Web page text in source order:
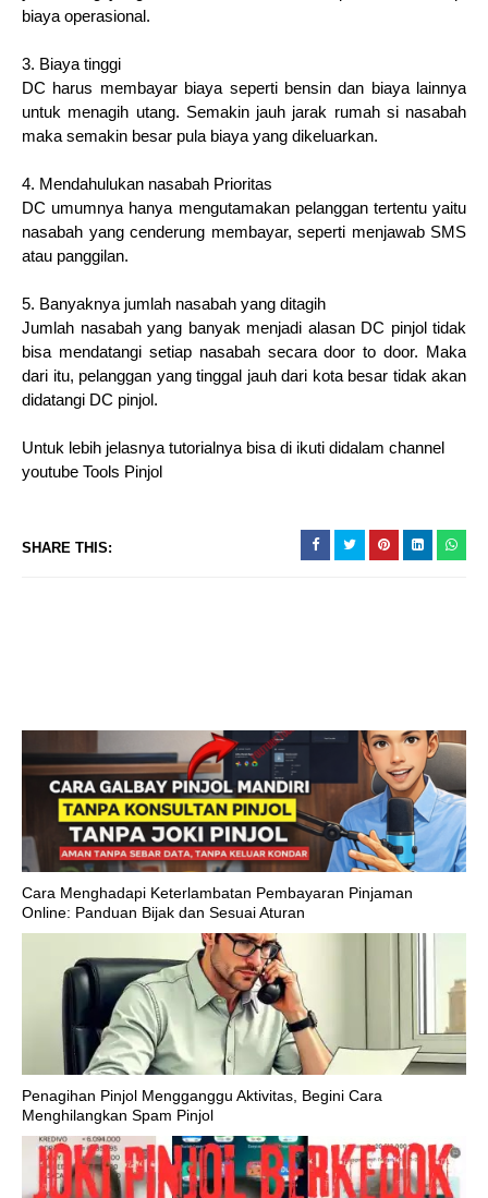
biaya operasional.
3. Biaya tinggi
DC harus membayar biaya seperti bensin dan biaya lainnya
untuk menagih utang. Semakin jauh jarak rumah si nasabah
maka semakin besar pula biaya yang dikeluarkan.
4. Mendahulukan nasabah Prioritas
DC umumnya hanya mengutamakan pelanggan tertentu yaitu
nasabah yang cenderung membayar, seperti menjawab SMS
atau panggilan.
5. Banyaknya jumlah nasabah yang ditagih
Jumlah nasabah yang banyak menjadi alasan DC pinjol tidak
bisa mendatangi setiap nasabah secara door to door. Maka
dari itu, pelanggan yang tinggal jauh dari kota besar tidak akan
didatangi DC pinjol.
Untuk lebih jelasnya tutorialnya bisa di ikuti didalam channel
youtube Tools Pinjol
SHARE THIS:
Cara Menghadapi Keterlambatan Pembayaran Pinjaman
Online: Panduan Bijak dan Sesuai Aturan
Penagihan Pinjol Mengganggu Aktivitas, Begini Cara
Menghilangkan Spam Pinjol